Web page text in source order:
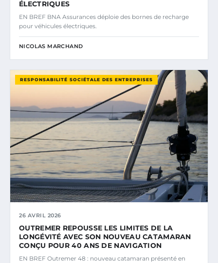
ÉLECTRIQUES
EN BREF BNA Assurances déploie des bornes de recharge
pour véhicules électriques.
NICOLAS MARCHAND
RESPONSABILITÉ SOCIÉTALE DES ENTREPRISES
26 AVRIL 2026
OUTREMER REPOUSSE LES LIMITES DE LA
LONGÉVITÉ AVEC SON NOUVEAU CATAMARAN
CONÇU POUR 40 ANS DE NAVIGATION
EN BREF Outremer 48 : nouveau catamaran présenté en